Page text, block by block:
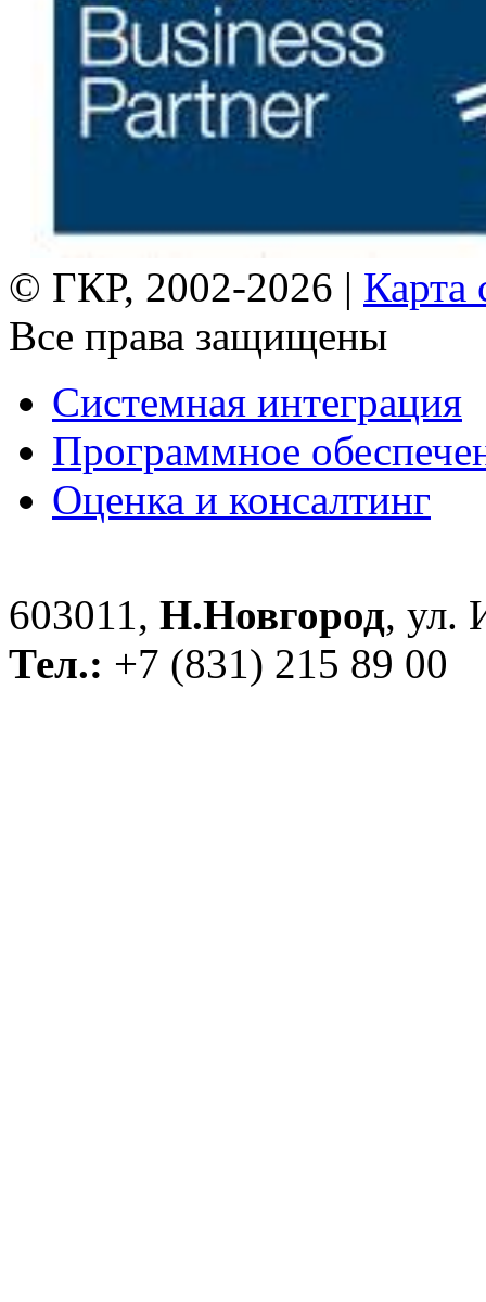
© ГКР, 2002-2026 | Карта
Все права защищены
Системная интеграция
Программное
Оценка и консалтинг
603011, Н.Новгород, ул.
Тел.: +7 (831) 215 89 00